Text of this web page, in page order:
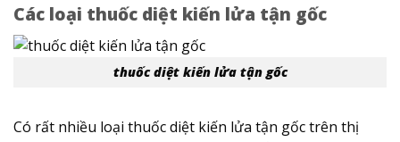
Các loại thuốc diệt kiến lửa tận gốc
thuốc diệt kiến lửa tận gốc
Có rất nhiều loại thuốc diệt kiến lửa tận gốc trên thị